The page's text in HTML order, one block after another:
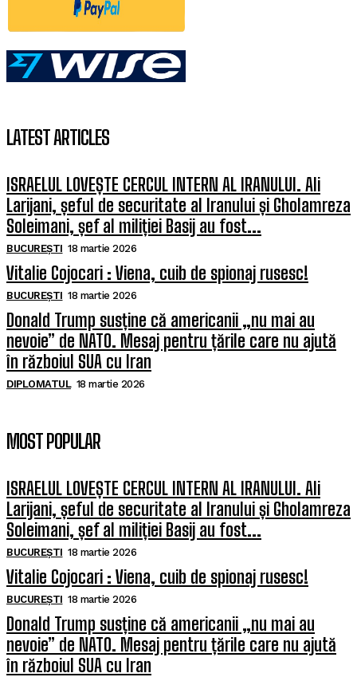
LATEST ARTICLES
ISRAELUL LOVEȘTE CERCUL INTERN AL IRANULUI. Ali
Larijani, șeful de securitate al Iranului și Gholamreza
Soleimani, șef al miliției Basij au fost...
BUCUREȘTI 18 martie 2026
Vitalie Cojocari : Viena, cuib de spionaj rusesc!
BUCUREȘTI 18 martie 2026
Donald Trump susține că americanii „nu mai au
nevoie” de NATO. Mesaj pentru țările care nu ajută
în războiul SUA cu Iran
DIPLOMATUL 18 martie 2026
MOST POPULAR
ISRAELUL LOVEȘTE CERCUL INTERN AL IRANULUI. Ali
Larijani, șeful de securitate al Iranului și Gholamreza
Soleimani, șef al miliției Basij au fost...
BUCUREȘTI 18 martie 2026
Vitalie Cojocari : Viena, cuib de spionaj rusesc!
BUCUREȘTI 18 martie 2026
Donald Trump susține că americanii „nu mai au
nevoie” de NATO. Mesaj pentru țările care nu ajută
în războiul SUA cu Iran